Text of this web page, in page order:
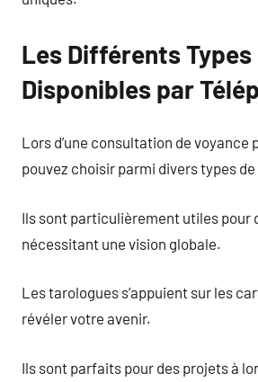
Les Différents Types
Disponibles par
Lors d’une consultation de voyance
pouvez choisir parmi divers types
Ils sont particulièrement utiles pour
nécessitant une vision globale.
Les tarologues s’appuient sur les
révéler votre avenir.
Ils sont parfaits pour des projets à